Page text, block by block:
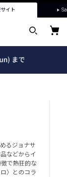
イト
るジョナサ
などからイ
で熱狂的な
〉とのコラ